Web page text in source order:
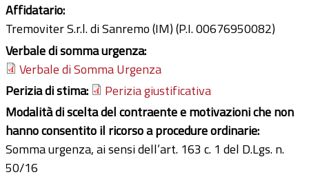
Affidatario:
Tremoviter S.r.l. di Sanremo (IM) (P.I. 00676950082)
Verbale di somma urgenza:
Verbale di Somma Urgenza
Perizia di stima:
Perizia giustificativa
Modalità di scelta del contraente e motivazioni che non
hanno consentito il ricorso a procedure ordinarie:
Somma urgenza, ai sensi dell’art. 163 c. 1 del D.Lgs. n.
50/16